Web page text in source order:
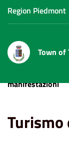
Region Piedmont
Town of
manifestazioni